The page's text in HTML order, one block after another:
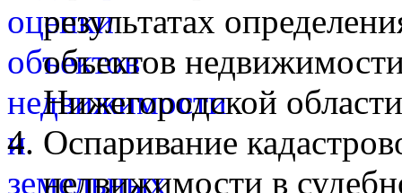
результатах
объектов
Нижегородской
Оспаривание
недвижимости в